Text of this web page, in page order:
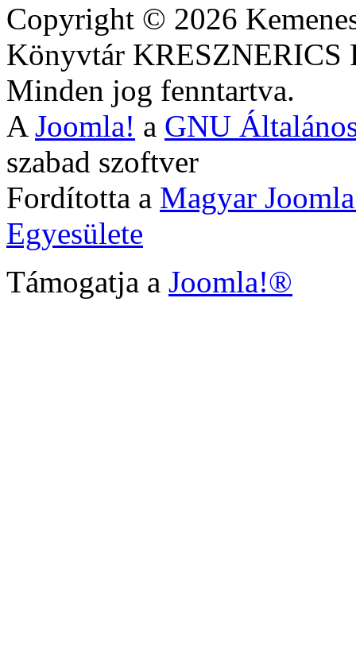
Copyright © 2026
Könyvtár
Minden jog fenntartva.
A Joomla! a GNU
szabad szoftver
Fordította a Magyar
Egyesülete
Támogatja a Joomla!®